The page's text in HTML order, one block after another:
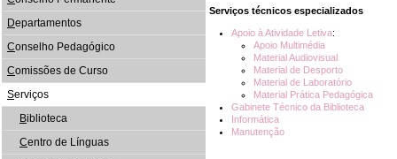
Departamentos
Conselho Pedagógico
Comissões de Curso
Serviços
Biblioteca
Centro de Línguas
Serviços técnicos especializados
Apoio à Atividade Letiva:
Apoio Multimédia
Material Audiovisual
Material de Desporto
Material de Laboratório
Material Prática Pedagógica
Gabinete Técnico da Biblioteca
Informática
Manutenção